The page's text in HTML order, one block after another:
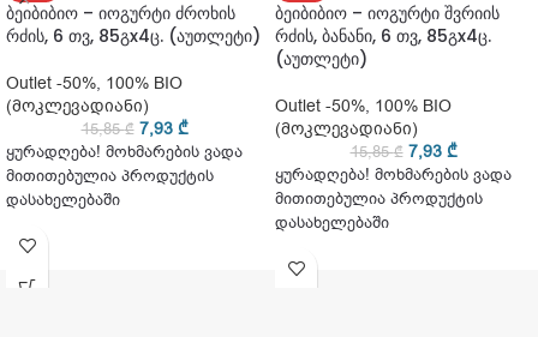
ბეიბიბიო – იოგურტი ძროხის
რძის, 6 თვ, 85გx4ც. (აუთლეტი)
Outlet -50%, 100% BIO
(მოკლევადიანი)
15,85₾ 7,93 ₾
ყურადღება! მოხმარების ვადა
მითითებულია პროდუქტის
დასახელებაში
ბეიბიბიო – იოგურტი შვრიის
რძის, ბანანი, 6 თვ, 85გx4ც.
(აუთლეტი)
Outlet -50%, 100% BIO
(მოკლევადიანი)
15,85₾ 7,93 ₾
ყურადღება! მოხმარების ვადა
მითითებულია პროდუქტის
დასახელებაში